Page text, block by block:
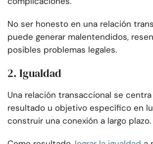
No ser honesto en una relación
puede generar malentendidos,
posibles problemas legales.
2. Igualdad
Una relación transaccional se
resultado u objetivo específico en
construir una conexión a largo plazo.